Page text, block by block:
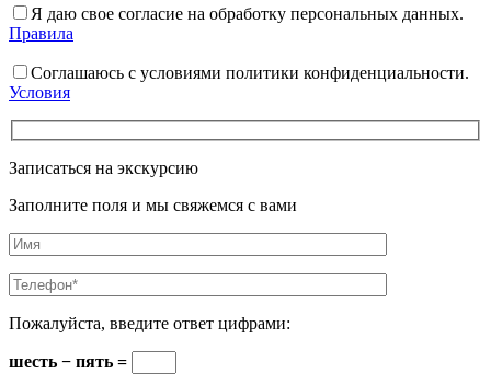
Я даю свое согласие на обработку персональных данных.
Правила
Соглашаюсь с условиями политики конфиденциальности.
Условия
Записаться на экскурсию
Заполните поля и мы свяжемся с вами
Пожалуйста, введите ответ цифрами:
шесть − пять =